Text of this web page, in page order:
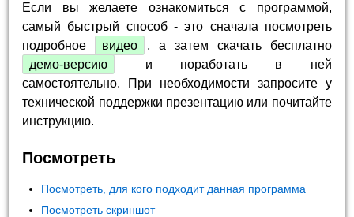
Если вы желаете ознакомиться с программой,
самый быстрый способ - это сначала посмотреть
подробное
видео
, а затем скачать бесплатно
демо-версию
и поработать в ней
самостоятельно. При необходимости запросите у
технической поддержки презентацию или почитайте
инструкцию.
Посмотреть
Посмотреть, для кого подходит данная программа
Посмотреть скриншот